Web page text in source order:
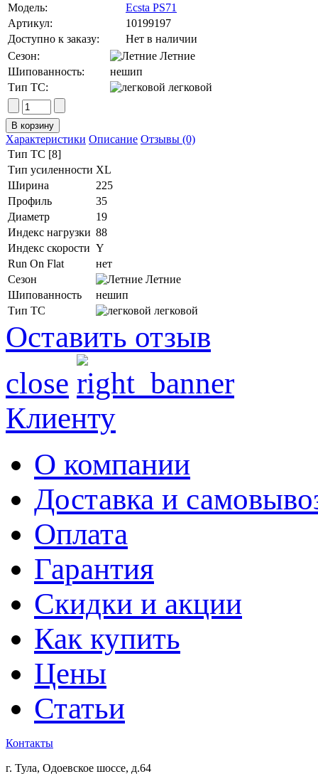
Модель:
Ecsta PS71
Артикул:
10199197
Доступно к заказу:
Нет в наличии
Сезон:
Летние
Шипованность:
нешип
Тип ТС:
легковой
Характеристики Описание Отзывы (0)
Тип ТС [8]
Тип усиленности XL
Ширина
225
Профиль
35
Диаметр
19
Индекс нагрузки 88
Индекс скорости Y
Run On Flat
нет
Сезон
Летние
Шипованность
нешип
Тип ТС
легковой
Оставить отзыв
close
Клиенту
О компании
Доставка и
Оплата
Гарантия
Скидки и акции
Как купить
Цены
Статьи
Контакты
г. Тула, Одоевское шоссе, д.64